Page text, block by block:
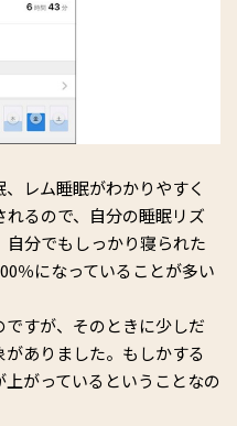
、レム睡眠がわかりやすく
るので、自分の睡眠リズ
分でもしっかり寝られた
％になっていることが多い
すが、そのときに少しだ
ありました。もしかする
がっているということなの